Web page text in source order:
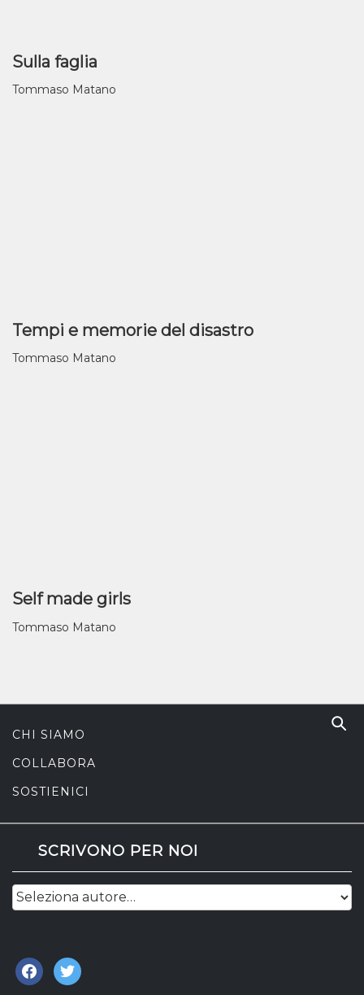
Sulla faglia
Tommaso Matano
Tempi e memorie del disastro
Tommaso Matano
Self made girls
Tommaso Matano
CHI SIAMO
COLLABORA
SOSTIENICI
SCRIVONO PER NOI
facebook
twitter